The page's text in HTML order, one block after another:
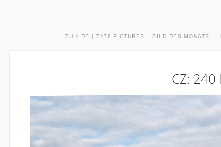
TU-4.DE | T478.PICTURES – BILD DES MONATS
CZ: 240